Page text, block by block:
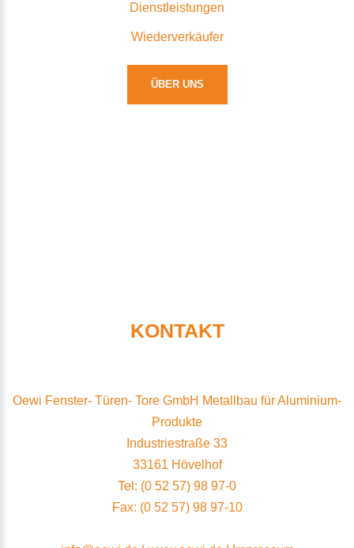
Dienstleistungen
Wiederverkäufer
ÜBER UNS
KONTAKT
Oewi Fenster- Türen- Tore GmbH Metallbau für Aluminium-
Produkte
Industriestraße 33
33161 Hövelhof
Tel: (0 52 57) 98 97-0
Fax: (0 52 57) 98 97-10